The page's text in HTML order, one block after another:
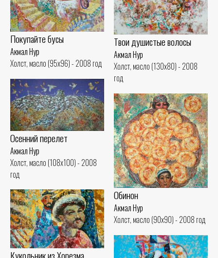
Твои душистые волосы
Акмал Нур
Холст, масло (130x80) - 2008
год
Покупайте бусы
Акмал Нур
Холст, масло (95x96) - 2008 год
Осенний перелет
Акмал Нур
Холст, масло (108x100) - 2008
год
Обинон
Акмал Нур
Холст, масло (90x90) - 2008 год
Кукольник из Хорезма